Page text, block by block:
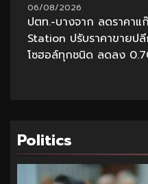
06/08/2026
ปตท.-บางจาก ลดราคา
Station ปรับราคาขายป
โซฮอล์ทุกชนิด ลดลง
Politics